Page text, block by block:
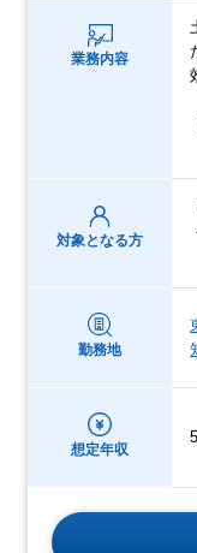
業務内容
対象となる方
勤務地
想定年収